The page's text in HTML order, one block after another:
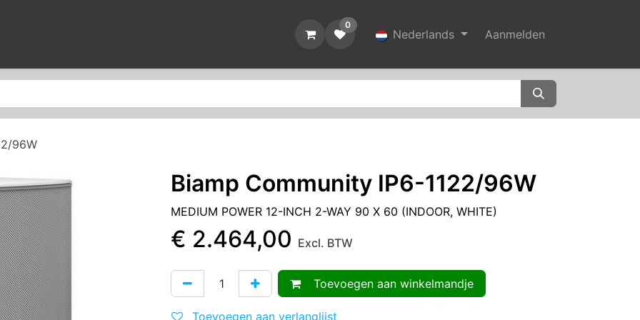
0
Nederlands Aanmelden
96W
Biamp Community IP6-1122/96W
MEDIUM POWER 12-INCH 2-WAY 90 X 60 (INDOOR, WHITE)
€ 2.464,00 Excl. BTW
Toevoegen aan winkelmandje
Toevoegen aan verlanglijst